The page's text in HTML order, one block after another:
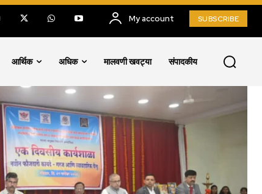
My account SUBSCRIBE
आर्थिक अधिक मालवणी खवट्या संपादकीय